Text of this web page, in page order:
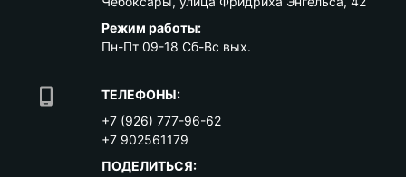
Режим работы:
Пн-Пт 09-18 Сб-Вс вых.
ТЕЛЕФОНЫ:
+7 (926) 777-96-62
+7 902561179
ПОДЕЛИТЬСЯ: